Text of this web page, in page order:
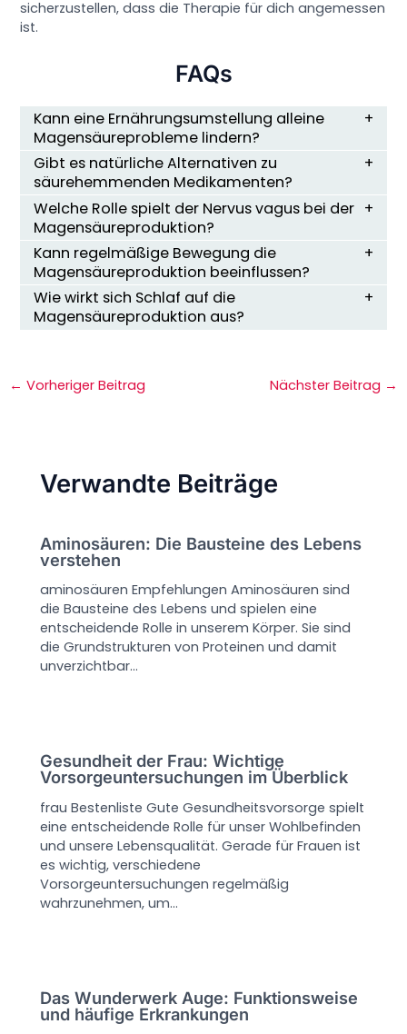
sicherzustellen, dass die Therapie für dich angemessen
ist.
FAQs
Kann eine Ernährungsumstellung alleine
Magensäureprobleme lindern?
Gibt es natürliche Alternativen zu
säurehemmenden Medikamenten?
Welche Rolle spielt der Nervus vagus bei der
Magensäureproduktion?
Kann regelmäßige Bewegung die
Magensäureproduktion beeinflussen?
Wie wirkt sich Schlaf auf die
Magensäureproduktion aus?
← Vorheriger Beitrag Nächster Beitrag →
Verwandte Beiträge
Aminosäuren: Die Bausteine des Lebens
verstehen
aminosäuren Empfehlungen Aminosäuren sind
die Bausteine des Lebens und spielen eine
entscheidende Rolle in unserem Körper. Sie sind
die Grundstrukturen von Proteinen und damit
unverzichtbar…
Gesundheit der Frau: Wichtige
Vorsorgeuntersuchungen im Überblick
frau Bestenliste Gute Gesundheitsvorsorge spielt
eine entscheidende Rolle für unser Wohlbefinden
und unsere Lebensqualität. Gerade für Frauen ist
es wichtig, verschiedene
Vorsorgeuntersuchungen regelmäßig
wahrzunehmen, um…
Das Wunderwerk Auge: Funktionsweise
und häufige Erkrankungen